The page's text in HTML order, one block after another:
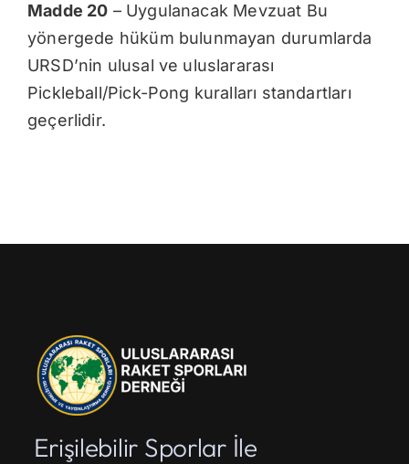
Madde 20 – Uygulanacak Mevzuat Bu
yönergede hüküm bulunmayan durumlarda
URSD’nin ulusal ve uluslararası
Pickleball/Pick-Pong kuralları standartları
geçerlidir.
Erişilebilir Sporlar İle